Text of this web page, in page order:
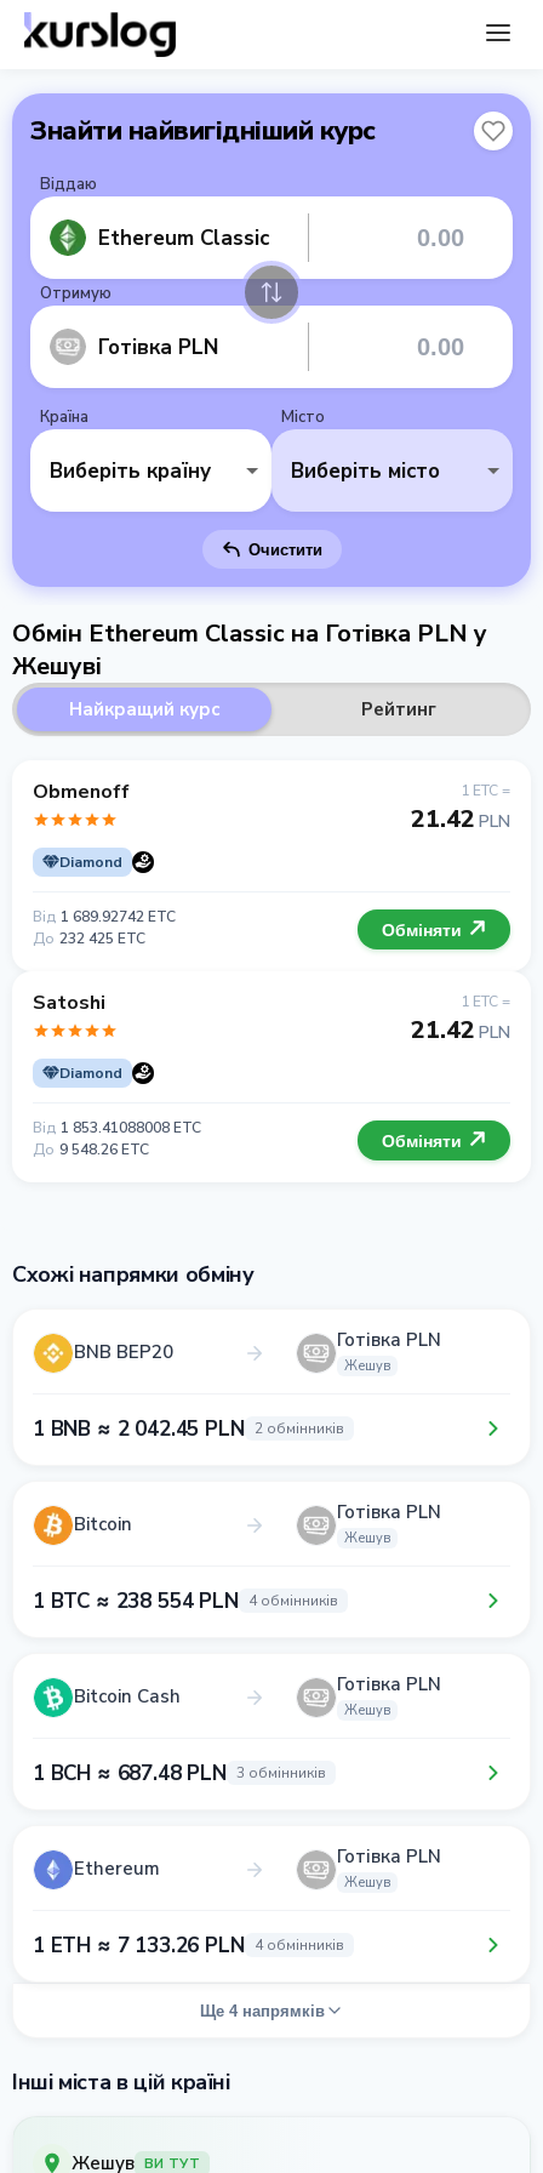
Знайти найвигідніший курс
Віддаю
Ethereum Classic
Отримую
Готівка PLN
Країна
Виберіть країну
Місто
Виберіть місто
Очистити
Обмін Ethereum Classic на Готівка PLN у
Жешуві
Найкращий курс Рейтинг
Obmenoff
Diamond
1 ETC =
21.42 PLN
Від 1 689.92742 ETC
До 232 425 ETC Обміняти
Satoshi
Diamond
1 ETC =
21.42 PLN
Від 1 853.41088008 ETC
До 9 548.26 ETC Обміняти
Схожі напрямки обміну
BNB BEP20 Готівка PLN
Жешув
1 BNB ≈ 2 042.45 PLN 2 обмінників
Bitcoin Готівка PLN
Жешув
1 BTC ≈ 238 554 PLN 4 обмінників
Bitcoin Cash Готівка PLN
Жешув
1 BCH ≈ 687.48 PLN 3 обмінників
Ethereum Готівка PLN
Жешув
1 ETH ≈ 7 133.26 PLN 4 обмінників
Ще 4 напрямків
Інші міста в цій країні
Жешув ВИ ТУТ